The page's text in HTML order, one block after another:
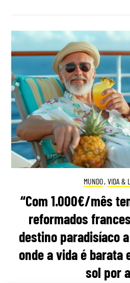
MUNDO, VIDA &
“Com 1.000€/mês
reformados
destino paradisíaco
onde a vida é barata
sol por